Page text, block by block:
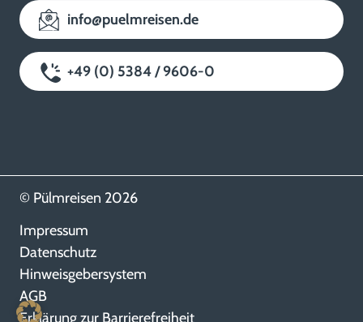
info@puelmreisen.de
+49 (0) 5384 / 9606-0
© Pülmreisen 2026
Impressum
Datenschutz
Hinweisgebersystem
AGB
Erklärung zur Barrierefreiheit